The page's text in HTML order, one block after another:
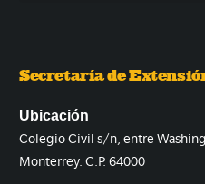
Secretaría de
Ubicación
Colegio Civil s/n, entre
Monterrey. C.P. 64000